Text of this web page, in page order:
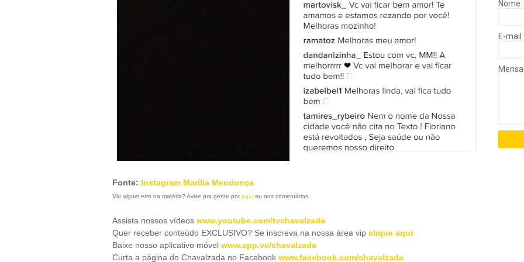
Fonte: Instagram Marília Mendonça
Viu algum erro na matéria? Avise pra gente por aqui ou nos comentários.
Assista nossos vídeos www.youtube.com/tvchavalzada
Quer receber conteúdo EXCLUSIVO? Se inscreva na nossa área vip clique aqui
Baixe nosso aplicativo móvel www.app.vc/chavalzada
Curta a página do Chavalzada no Facebook www.facebook.com/chavalzada
Nome
E-mail